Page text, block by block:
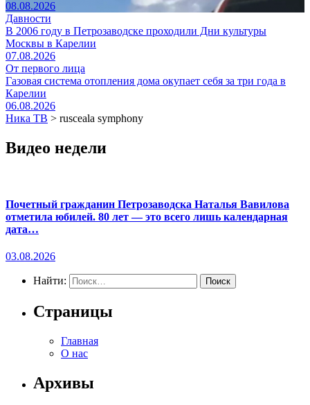
08.08.2026
Давности
В 2006 году в Петрозаводске проходили Дни культуры
Москвы в Карелии
07.08.2026
От первого лица
Газовая система отопления дома окупает себя за три года в
Карелии
06.08.2026
Ника ТВ > rusceala symphony
Видео недели
Почетный гражданин Петрозаводска Наталья Вавилова
отметила юбилей. 80 лет — это всего лишь календарная
дата…
03.08.2026
Найти:
Страницы
Главная
О нас
Архивы